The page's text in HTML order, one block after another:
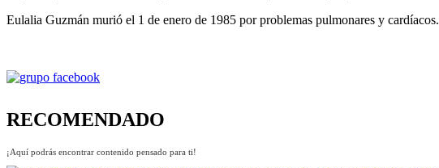
Eulalia Guzmán murió el 1 de enero de 1985 por problemas pulmonares y cardíacos.
RECOMENDADO
¡Aquí podrás encontrar contenido pensado para ti!